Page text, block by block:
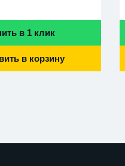
в 1 клик
в корзину